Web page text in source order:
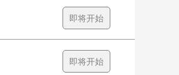
即将开始
即将开始